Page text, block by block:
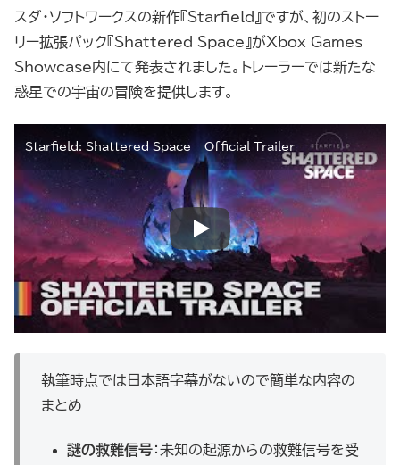
スダ・ソフトワークスの新作『Starfield』ですが、初のストー
リー拡張パック『Shattered Space』がXbox Games
Showcase内にて発表されました。トレーラーでは新たな
惑星での宇宙の冒険を提供します。
Starfield: Shattered Space – Official Trailer
執筆時点では日本語字幕がないので簡単な内容の
まとめ
謎の救難信号：未知の起源からの救難信号を受